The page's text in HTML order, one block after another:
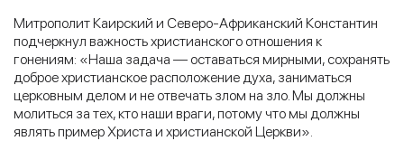
Митрополит Каирский и Северо-Африканский Константин
подчеркнул важность христианского отношения к
гонениям: «Наша задача — оставаться мирными, сохранять
доброе христианское расположение духа, заниматься
церковным делом и не отвечать злом на зло. Мы должны
молиться за тех, кто наши враги, потому что мы должны
являть пример Христа и христианской Церкви».